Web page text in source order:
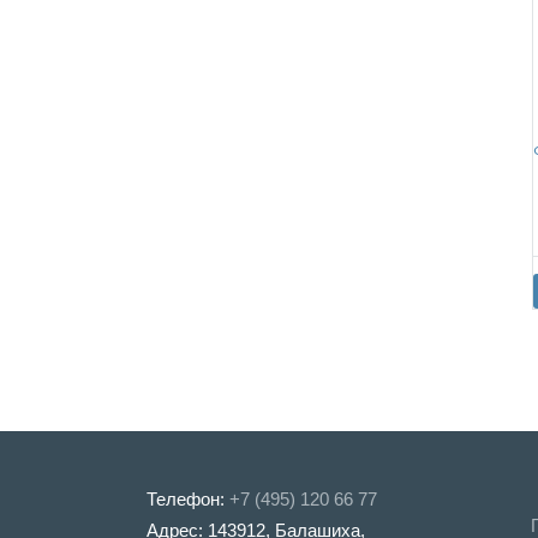
Телефон: +7 (495) 120 66 77
Адрес: 143912, Балашиха,